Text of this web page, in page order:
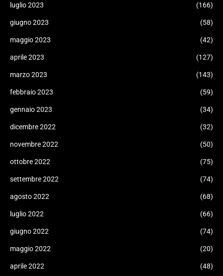
luglio 2023 (166)
giugno 2023 (58)
maggio 2023 (42)
aprile 2023 (127)
marzo 2023 (143)
febbraio 2023 (59)
gennaio 2023 (34)
dicembre 2022 (32)
novembre 2022 (50)
ottobre 2022 (75)
settembre 2022 (74)
agosto 2022 (68)
luglio 2022 (66)
giugno 2022 (74)
maggio 2022 (20)
aprile 2022 (48)